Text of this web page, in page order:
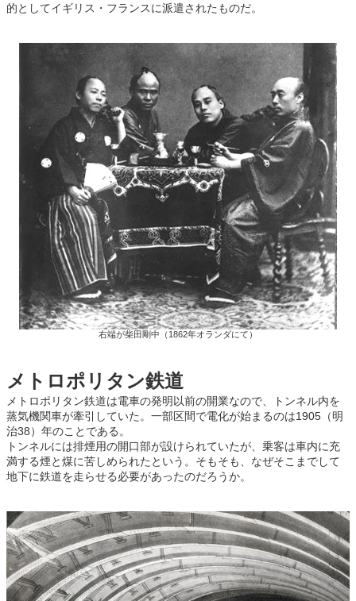
的としてイギリス・フランスに派遣されたものだ。
右端が柴田剛中（1862年オランダにて）
メトロポリタン鉄道
メトロポリタン鉄道は電車の発明以前の開業なので、トンネル内を
蒸気機関車が牽引していた。一部区間で電化が始まるのは1905（明
治38）年のことである。
トンネルには排煙用の開口部が設けられていたが、乗客は車内に充
満する煙と煤に苦しめられたという。そもそも、なぜそこまでして
地下に鉄道を走らせる必要があったのだろうか。